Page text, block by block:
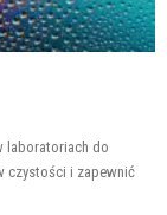
laboratoriach do
czystości i zapewnić